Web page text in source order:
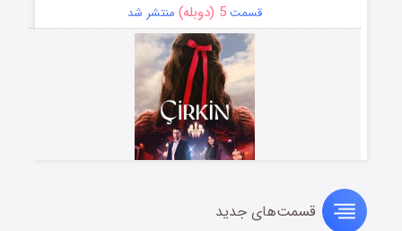
قسمت5 (دوبله) منتشر شد
سریال زشتقسمت‌های جدید